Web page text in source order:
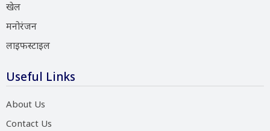
खेल
मनोरंजन
लाइफस्टाइल
Useful Links
About Us
Contact Us